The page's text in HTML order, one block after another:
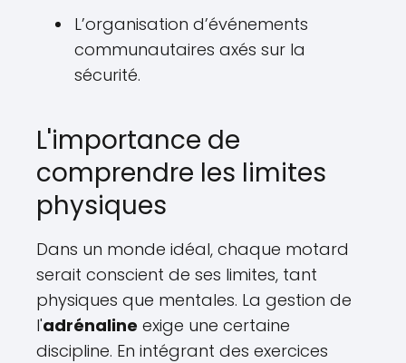
L’organisation d’événements
communautaires axés sur la
sécurité.
L'importance de
comprendre les limites
physiques
Dans un monde idéal, chaque motard
serait conscient de ses limites, tant
physiques que mentales. La gestion de
l'adrénaline exige une certaine
discipline. En intégrant des exercices